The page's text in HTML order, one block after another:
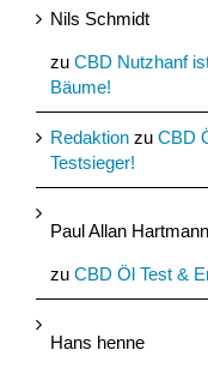
Nils Schmidt
zu CBD Nutzhanf
Bäume!
Redaktion zu CBD
Testsieger!
Paul Allan Hartmann
zu CBD Öl Test &
Hans henne